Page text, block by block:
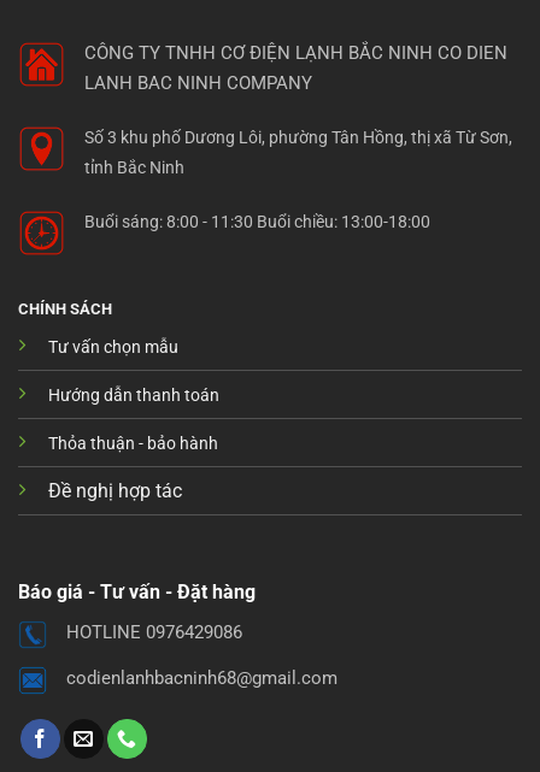
CÔNG TY TNHH CƠ ĐIỆN LẠNH BẮC NINH CO DIEN
LANH BAC NINH COMPANY
Số 3 khu phố Dương Lôi, phường Tân Hồng, thị xã Từ Sơn,
tỉnh Bắc Ninh
Buổi sáng: 8:00 - 11:30 Buổi chiều: 13:00-18:00
CHÍNH SÁCH
Tư vấn chọn mẫu
Hướng dẫn thanh toán
Thỏa thuận - bảo hành
Đề nghị hợp tác
Báo giá - Tư vấn - Đặt hàng
HOTLINE 0976429086
codienlanhbacninh68@gmail.com